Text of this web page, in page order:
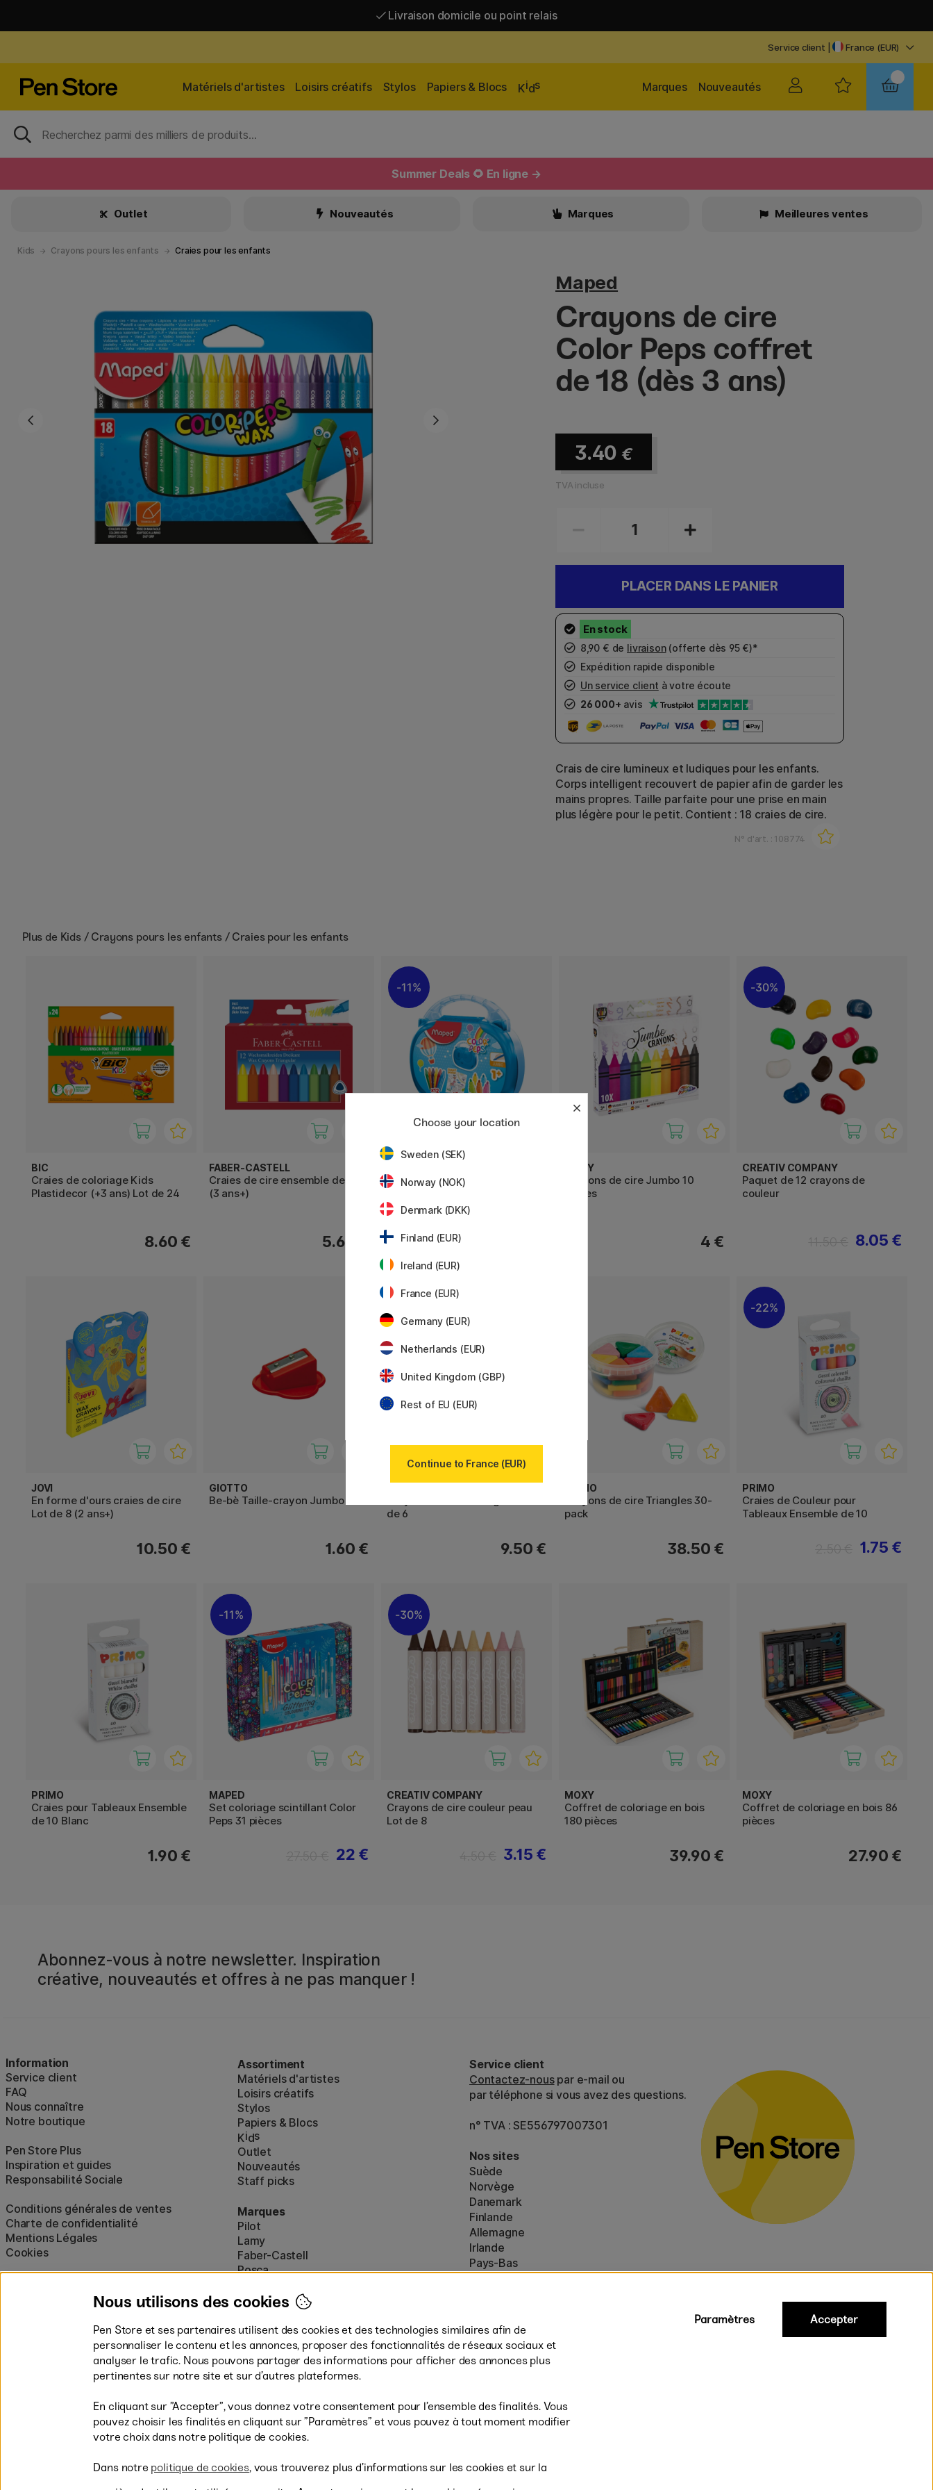
Livraison domicile ou point relais
Service client | France (EUR)
Matériels d'artistes Loisirs créatifs Stylos Papiers & Blocs Kids Nouveautés
Marques
Summer Deals 🌻 En ligne →
Outlet Nouveautés Marques Meilleures ventes
Kids Crayons pours les enfants Craies pour les enfants
Maped
Crayons de cire
Color Peps coffret
de 18 (dès 3 ans)
3.40 €
TVA incluse
PLACER DANS LE PANIER
8,90 € de livraison(offerte dès 95 €)*
Expédition rapide disponible
Un service client à votre écoute
26 000+ avis
Crais de cire lumineux et ludiques pour les enfants.
Corps intelligent recouvert de papier afin de garder les
mains propres. Taille parfaite pour une prise en main
plus légère pour le petit. Contient : 18 craies de cire.
N° d'art. : 108774
Plus de Kids / Crayons pours les enfants / Craies pour les enfants
BIC
Craies de coloriage Kids
Plastidecor (+3 ans) Lot de 24
8.60 €
FABER-CASTELL
Craies de cire ensemble de 12
(3 ans+)
5.60 €
11%
Color Peps Crayons de couleur
Poster (1 an et +)
23.50 €
MOXY
Crayons de cire Jumbo 10
pièces
4 €
30%
CREATIV COMPANY
Paquet de 12 crayons de
couleur
8.05 €
JOVI
En forme d'ours craies de cire
Lot de 8 (2 ans+)
10.50 €
GIOTTO
Be-bè Taille-crayon Jumbo
1.60 €
de 6
9.50 €
PRIMO
Crayons de cire Triangles 30-
pack
38.50 €
22%
PRIMO
Craies de Couleur pour
Tableaux Ensemble de 10
1.75 €
PRIMO
Craies pour Tableaux Ensemble
de 10 Blanc
1.90 €
11%
MAPED
Set coloriage scintillant Color
Peps 31 pièces
22 €
30%
CREATIV COMPANY
Crayons de cire couleur peau
Lot de 8
3.15 €
MOXY
Coffret de coloriage en bois
180 pièces
39.90 €
MOXY
Coffret de coloriage en bois 86
pièces
27.90 €
Abonnez-vous à notre newsletter. Inspiration
créative, nouveautés et offres à ne pas manquer !
Information
Service client
FAQ
Nous connaître
Notre boutique
Pen Store Plus
Inspiration et guides
Responsabilité Sociale
Conditions générales de ventes
Charte de confidentialité
Mentions Légales
Cookies
Assortiment
Matériels d'artistes
Loisirs créatifs
Stylos
Papiers & Blocs
Kids
Outlet
Nouveautés
Staff picks
Marques
Pilot
Lamy
Faber-Castell
Posca
Afficher toutes (160)
Service client
Contactez-nouspar e-mail ou
par téléphone si vous avez des questions.
n° TVA : SE556797007301
Nos sites
Suède
Norvège
Danemark
Finlande
Allemagne
Irlande
Pays-Bas
Royaume-Uni
* Des conditions de livraison
s’appliquent aux produits volumineux.
Les modes de paiement
Choose your location
Sweden (SEK)
Norway (NOK)
Denmark (DKK)
Finland (EUR)
Ireland (EUR)
France (EUR)
Germany (EUR)
Netherlands (EUR)
United Kingdom (GBP)
Rest of EU (EUR)
Continue to France (EUR)
Nous utilisons des cookies
Pen Store et ses partenaires utilisent des cookies et des technologies similaires afin de
personnaliser le contenu et les annonces, proposer des fonctionnalités de réseaux sociaux et
analyser le trafic. Nous pouvons partager des informations pour afficher des annonces plus
pertinentes sur notre site et sur d’autres plateformes.
En cliquant sur ”Accepter”, vous donnez votre consentement pour l’ensemble des finalités. Vous
pouvez choisir les finalités en cliquant sur ”Paramètres” et vous pouvez à tout moment modifier
votre choix dans notre politique de cookies.
Dans notre politique de cookies, vous trouverez plus d’informations sur les cookies et sur la
Paramètres Accepter